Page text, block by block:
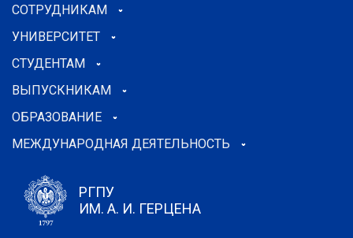
СОТРУДНИКАМ
УНИВЕРСИТЕТ
СТУДЕНТАМ
ВЫПУСКНИКАМ
ОБРАЗОВАНИЕ
МЕЖДУНАРОДНАЯ ДЕЯТЕЛЬНОСТЬ
РГПУ
ИМ. А. И. ГЕРЦЕНА